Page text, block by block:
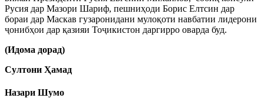
Русия дар Мазори Шариф, пешниҳоди Борис Елтсин дар
бораи дар Маскав гузаронидани мулоқоти навбатии лидерони
ҷонибҳои дар қазияи Тоҷикистон даргирро оварда буд.
(Идома дорад)
Султони Ҳамад
Назари Шумо